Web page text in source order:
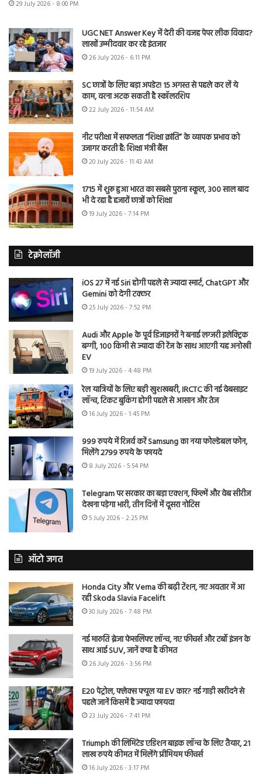
29 July 2026 - 8:00 PM
UGC NET Answer Key में देरी की वजह पेपर लीक विवाद?
लाखों उम्मीदवार कर रहे इंतजार
26 July 2026 - 6:11 PM
SC छात्रों के लिए बड़ा अपडेट! 15 अगस्त से पहले कर लें ये
काम, वरना अटक सकती है स्कॉलरशिप
22 July 2026 - 11:54 AM
नीट परीक्षा में सफलता “शिक्षा क्रांति” के व्यापक प्रभाव को
उजागर करती है: शिक्षा मंत्री बैंस
20 July 2026 - 11:43 AM
1715 में शुरू हुआ भारत का सबसे पुराना स्कूल, 300 साल बाद
भी दे रहा है हजारों छात्रों को शिक्षा
19 July 2026 - 7:14 PM
टेक्नोलॉजी
iOS 27 में नई Siri होगी पहले से ज्यादा स्मार्ट, ChatGPT और
Gemini को देगी टक्कर
25 July 2026 - 7:52 PM
Audi और Apple के पूर्व डिजाइनरों ने बनाई लग्जरी इलेक्ट्रिक
बग्गी, 100 किमी से ज्यादा की रेंज के साथ आएगी यह अनोखी
EV
19 July 2026 - 4:48 PM
रेल यात्रियों के लिए बड़ी खुशखबरी, IRCTC की नई वेबसाइट
लॉन्च, टिकट बुकिंग होगी पहले से आसान और तेज
16 July 2026 - 1:45 PM
999 रुपये में रिजर्व करें Samsung का नया फोल्डेबल फोन,
मिलेंगे 2799 रुपये के फायदे
8 July 2026 - 5:54 PM
Telegram पर सरकार का बड़ा एक्शन, फिल्में और वेब सीरीज
देखना पड़ेगा भारी, तीन दिनों में दूसरा नोटिस
5 July 2026 - 2:25 PM
ऑटो जगत
Honda City और Verna की बढ़ी टेंशन, नए अवतार में आ
रही Skoda Slavia Facelift
30 July 2026 - 7:48 PM
नई मारुति ब्रेजा फेसलिफ्ट लॉन्च, नए फीचर्स और टर्बो इंजन के
साथ आई SUV, जानें क्या है कीमत
26 July 2026 - 3:56 PM
E20 पेट्रोल, फ्लेक्स फ्यूल या EV कार? नई गाड़ी खरीदने से
पहले जानें किसमें है ज्यादा फायदा
23 July 2026 - 7:41 PM
Triumph की लिमिटेड एडिशन बाइक लॉन्च के लिए तैयार, 21
लाख रुपये कीमत में मिलेंगे प्रीमियम फीचर्स
16 July 2026 - 3:17 PM